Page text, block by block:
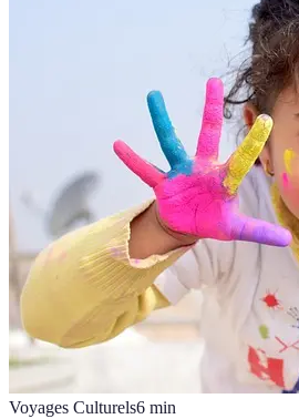
Voyages Culturels6 min